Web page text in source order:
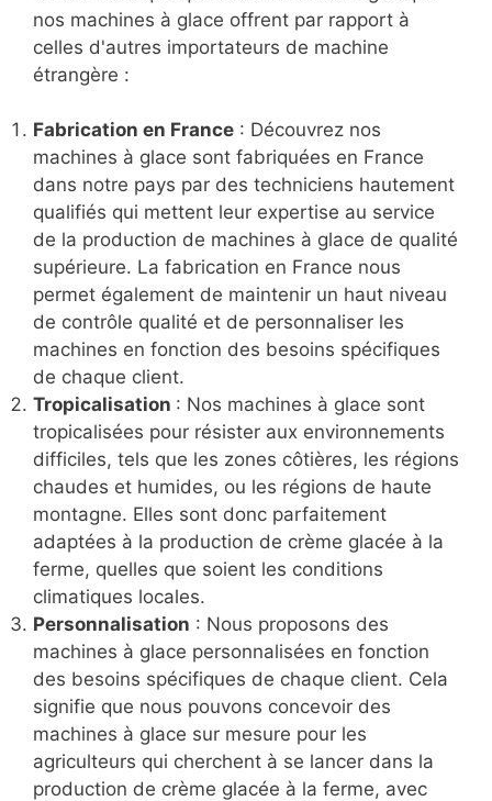
nos machines à glace offrent par rapport à
celles d'autres importateurs de machine
étrangère :
Fabrication en France : Découvrez nos
machines à glace sont fabriquées en France
dans notre pays par des techniciens hautement
qualifiés qui mettent leur expertise au service
de la production de machines à glace de qualité
supérieure. La fabrication en France nous
permet également de maintenir un haut niveau
de contrôle qualité et de personnaliser les
machines en fonction des besoins spécifiques
de chaque client.
Tropicalisation : Nos machines à glace sont
tropicalisées pour résister aux environnements
difficiles, tels que les zones côtières, les régions
chaudes et humides, ou les régions de haute
montagne. Elles sont donc parfaitement
adaptées à la production de crème glacée à la
ferme, quelles que soient les conditions
climatiques locales.
Personnalisation : Nous proposons des
machines à glace personnalisées en fonction
des besoins spécifiques de chaque client. Cela
signifie que nous pouvons concevoir des
machines à glace sur mesure pour les
agriculteurs qui cherchent à se lancer dans la
production de crème glacée à la ferme, avec